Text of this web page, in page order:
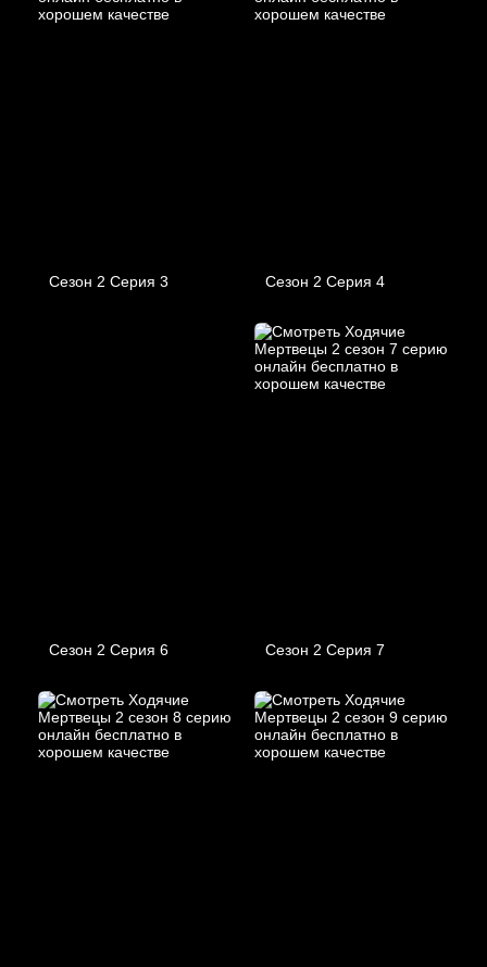
Сезон 2 Серия 3 Сезон 2 Серия 4
Сезон 2 Серия 6 Сезон 2 Серия 7